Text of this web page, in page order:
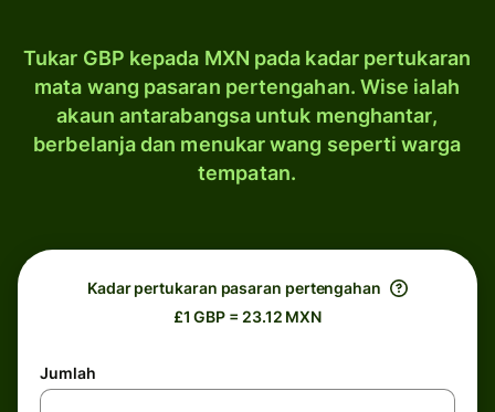
Tukar GBP kepada MXN pada kadar pertukaran
mata wang pasaran pertengahan. Wise ialah
akaun antarabangsa untuk menghantar,
berbelanja dan menukar wang seperti warga
tempatan.
Kadar pertukaran pasaran pertengahan
£1 GBP = 23.12 MXN
Jumlah